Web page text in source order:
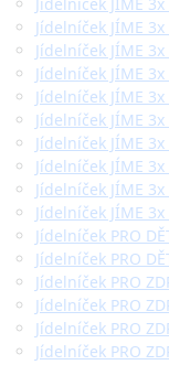
Jídelníček JÍME
Jídelníček JÍME
Jídelníček JÍME
Jídelníček JÍME
Jídelníček JÍME
Jídelníček JÍME
Jídelníček JÍME
Jídelníček JÍME
Jídelníček JÍME
Jídelníček JÍME
Jídelníček PRO
Jídelníček PRO
Jídelníček PRO
Jídelníček PRO
Jídelníček PRO
Jídelníček PRO